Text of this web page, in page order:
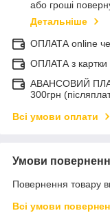
або гроші
Детальніше
ОПЛАТА online
ОПЛАТА з картки
АВАНСОВИЙ
300грн
Всі умови оплати
Умови
Повернення товару
Всі умови